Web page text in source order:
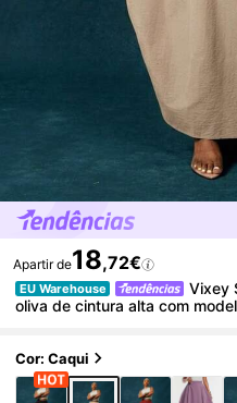
Apartir de18,72€
EU Warehouse
Vixey
oliva de cintura alta com
Cor: Caqui